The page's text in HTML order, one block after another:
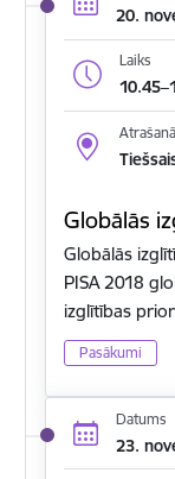
20.
Laiks
Globālās
Globālās
PISA 2018
izglītības
Pasākumi
Datums
23.